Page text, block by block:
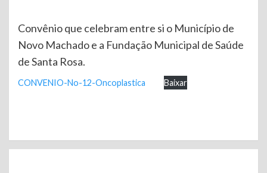
Convênio que celebram entre si o Município de
Novo Machado e a Fundação Municipal de Saúde
de Santa Rosa.
CONVENIO-No-12-Oncoplastica Baixar
Continue
Reading